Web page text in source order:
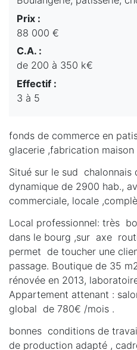
Prix :
88 000 €
C.A. :
de 200 à 350 k€
Effectif :
3 à 5
fonds de commerce en
glacerie ,fabrication maison
Situé sur le sud chalonnais
dynamique de 2900 hab.,
commerciale, locale
Local professionnel: très
dans le bourg ,sur axe
permet de toucher une
passage. Boutique de 35
rénovée en 2013,
Appartement attenant :
global de 780€ /mois .
bonnes conditions de
de production adapté ,